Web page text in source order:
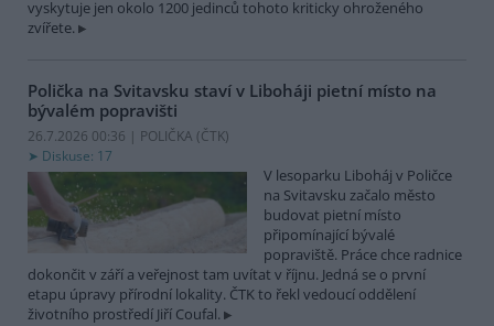
vyskytuje jen okolo 1200 jedinců tohoto kriticky ohroženého
zvířete.
Polička na Svitavsku staví v Liboháji pietní místo na
bývalém popravišti
26.7.2026 00:36 | POLIČKA (ČTK)
Diskuse: 17
V lesoparku Liboháj v Poličce
na Svitavsku začalo město
budovat pietní místo
připomínající bývalé
popraviště. Práce chce radnice
dokončit v září a veřejnost tam uvítat v říjnu. Jedná se o první
etapu úpravy přírodní lokality. ČTK to řekl vedoucí oddělení
životního prostředí Jiří Coufal.